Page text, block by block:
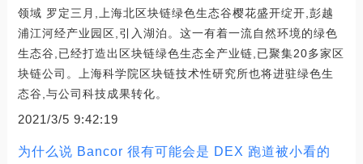
领域 罗定三月,上海北区块链绿色生态谷樱花盛开绽开,彭越
浦江河经产业园区,引入湖泊。这一有着一流自然环境的绿色
生态谷,已经打造出区块链绿色生态全产业链,已聚集20多家区
块链公司。上海科学院区块链技术性研究所也将进驻绿色生
态谷,与公司科技成果转化。
2021/3/5 9:42:19
为什么说 Bancor 很有可能会是 DEX 跑道被小看的